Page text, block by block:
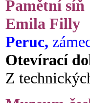
Pamětní síň
Emila Filly
Peruc,
Otevírací
Z